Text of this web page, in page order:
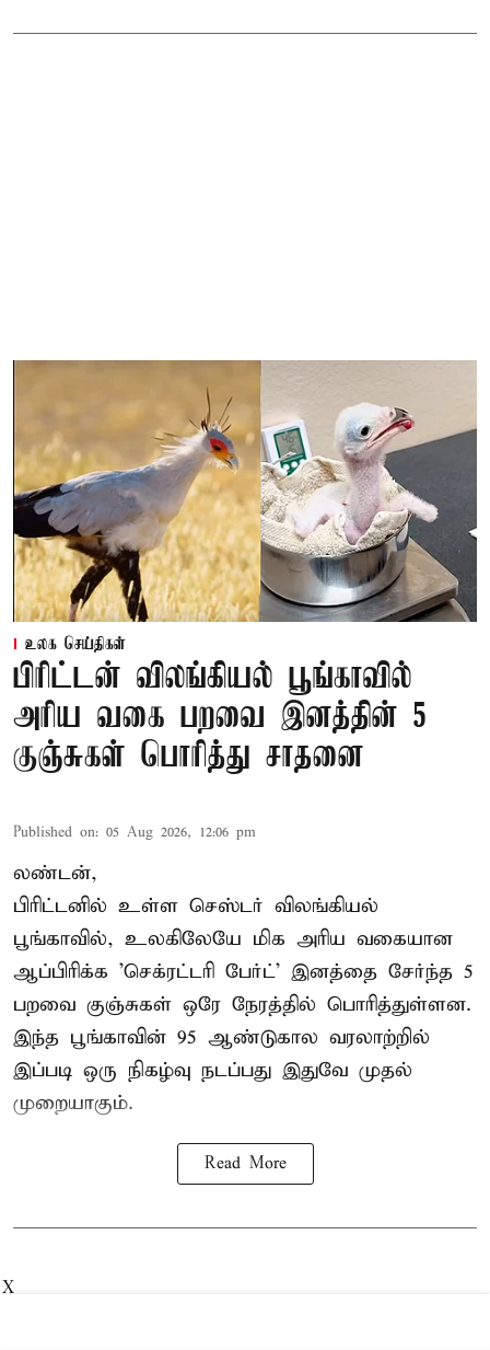
உலக செய்திகள்
பிரிட்டன் விலங்கியல் பூங்காவில்
அரிய வகை பறவை இனத்தின் 5
குஞ்சுகள் பொரித்து சாதனை
Published on: 05 Aug 2026, 12:06 pm
லண்டன்,
பிரிட்டனில் உள்ள செஸ்டர் விலங்கியல்
பூங்காவில், உலகிலேயே மிக அரிய வகையான
ஆப்பிரிக்க 'செக்ரட்டரி பேர்ட்' இனத்தை சேர்ந்த 5
பறவை குஞ்சுகள் ஒரே நேரத்தில் பொரித்துள்ளன.
இந்த பூங்காவின் 95 ஆண்டுகால வரலாற்றில்
இப்படி ஒரு நிகழ்வு நடப்பது இதுவே முதல்
முறையாகும்.
Read More
X